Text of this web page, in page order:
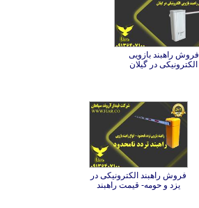
فروش راهبند بازویی
الکترونیکی در گیلان
فروش راهبند الکترونیکی در
یزد و حومه- قیمت راهبند